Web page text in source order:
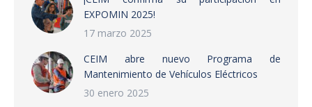
EXPOMIN 2025!
17 marzo 2025
CEIM abre nuevo Programa de
Mantenimiento de Vehículos Eléctricos
30 enero 2025